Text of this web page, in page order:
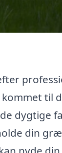
kommet til
dygtige
din